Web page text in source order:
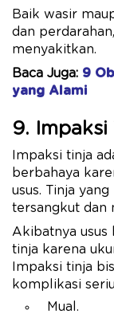
Baik wasir
dan
menyakitkan.
Baca Juga: 9
yang Alami
9. Impaksi
Impaksi tinja
berbahaya
usus. Tinja
tersangkut dan
Akibatnya usus
tinja karena
Impaksi tinja
komplikasi
Mual.